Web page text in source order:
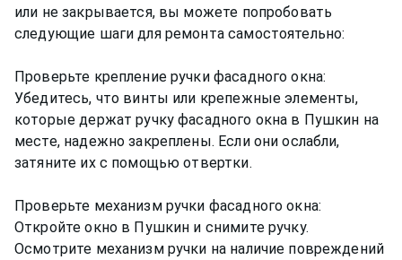
или не закрывается, вы можете попробовать
следующие шаги для ремонта самостоятельно:
Проверьте крепление ручки фасадного окна:
Убедитесь, что винты или крепежные элементы,
которые держат ручку фасадного окна в Пушкин на
месте, надежно закреплены. Если они ослабли,
затяните их с помощью отвертки.
Проверьте механизм ручки фасадного окна:
Откройте окно в Пушкин и снимите ручку.
Осмотрите механизм ручки на наличие повреждений